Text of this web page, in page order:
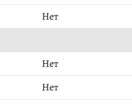
Нет
Нет
Нет